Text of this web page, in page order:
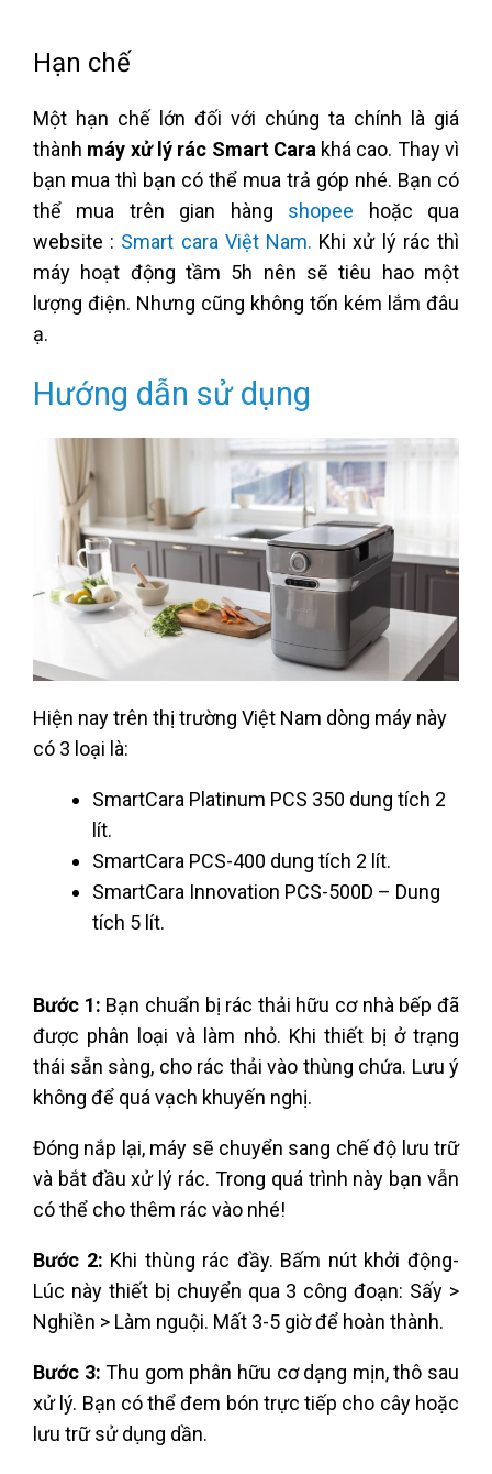
Hạn chế
Một hạn chế lớn đối với chúng ta chính là giá
thành máy xử lý rác Smart Cara khá cao. Thay vì
bạn mua thì bạn có thể mua trả góp nhé. Bạn có
thể mua trên gian hàng shopee hoặc qua
website : Smart cara Việt Nam. Khi xử lý rác thì
máy hoạt động tầm 5h nên sẽ tiêu hao một
lượng điện. Nhưng cũng không tốn kém lắm đâu
ạ.
Hướng dẫn sử dụng
Hiện nay trên thị trường Việt Nam dòng máy này
có 3 loại là:
SmartCara Platinum PCS 350 dung tích 2
lít.
SmartCara PCS-400 dung tích 2 lít.
SmartCara Innovation PCS-500D – Dung
tích 5 lít.
Bước 1: Bạn chuẩn bị rác thải hữu cơ nhà bếp đã
được phân loại và làm nhỏ. Khi thiết bị ở trạng
thái sẵn sàng, cho rác thải vào thùng chứa. Lưu ý
không để quá vạch khuyến nghị.
Đóng nắp lại, máy sẽ chuyển sang chế độ lưu trữ
và bắt đầu xử lý rác. Trong quá trình này bạn vẫn
có thể cho thêm rác vào nhé!
Bước 2: Khi thùng rác đầy. Bấm nút khởi động-
Lúc này thiết bị chuyển qua 3 công đoạn: Sấy >
Nghiền > Làm nguội. Mất 3-5 giờ để hoàn thành.
Bước 3:Thu gom phân hữu cơ dạng mịn, thô sau
xử lý. Bạn có thể đem bón trực tiếp cho cây hoặc
lưu trữ sử dụng dần.